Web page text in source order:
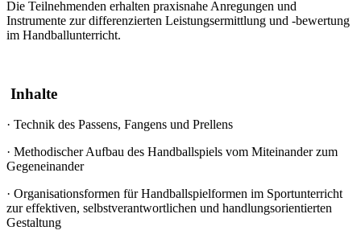
Die Teilnehmenden erhalten praxisnahe Anregungen und
Instrumente zur differenzierten Leistungsermittlung und -bewertung
im Handballunterricht.
Inhalte
· Technik des Passens, Fangens und Prellens
· Methodischer Aufbau des Handballspiels vom Miteinander zum
Gegeneinander
· Organisationsformen für Handballspielformen im Sportunterricht
zur effektiven, selbstverantwortlichen und handlungsorientierten
Gestaltung